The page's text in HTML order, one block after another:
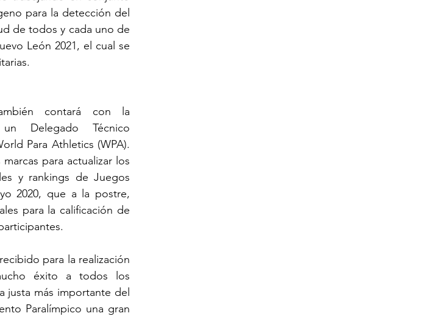
para la detección del
de todos y cada uno de
León 2021, el cual se
contará con la
Delegado Técnico
Para Athletics (WPA).
para actualizar los
y rankings de Juegos
2020, que a la postre,
para la calificación de
para la realización
éxito a todos los
justa más importante del
Paralímpico una gran